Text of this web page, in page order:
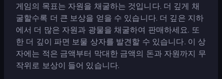
게임의 목표는 자원을 채굴하는 것입니다. 더 깊게 채
굴할수록 더 큰 보상을 얻을 수 있습니다. 더 깊은 지하
에서 더 많은 자원과 광물을 채굴하여 판매하세요. 또
한 더 깊이 파면 보물 상자를 발견할 수 있습니다. 이 상
자에는 적은 금액부터 막대한 금액의 돈과 자원까지 무
작위로 보상이 들어 있습니다.